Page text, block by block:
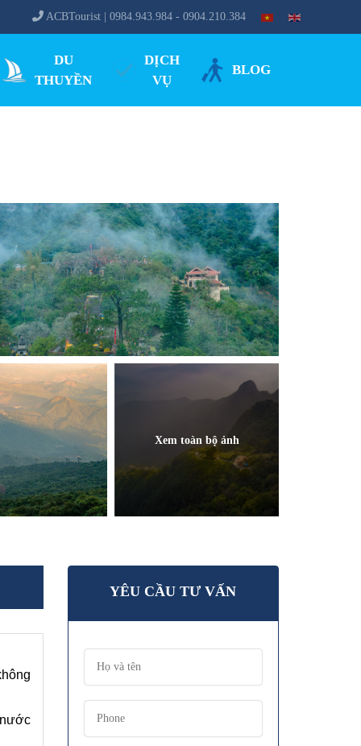
ACBTourist | 0984.943.984 - 0904.210.384
DU
THUYỀN
DỊCH
VỤ
BLOG
Xem toàn bộ ảnh
YÊU CẦU TƯ VẤN